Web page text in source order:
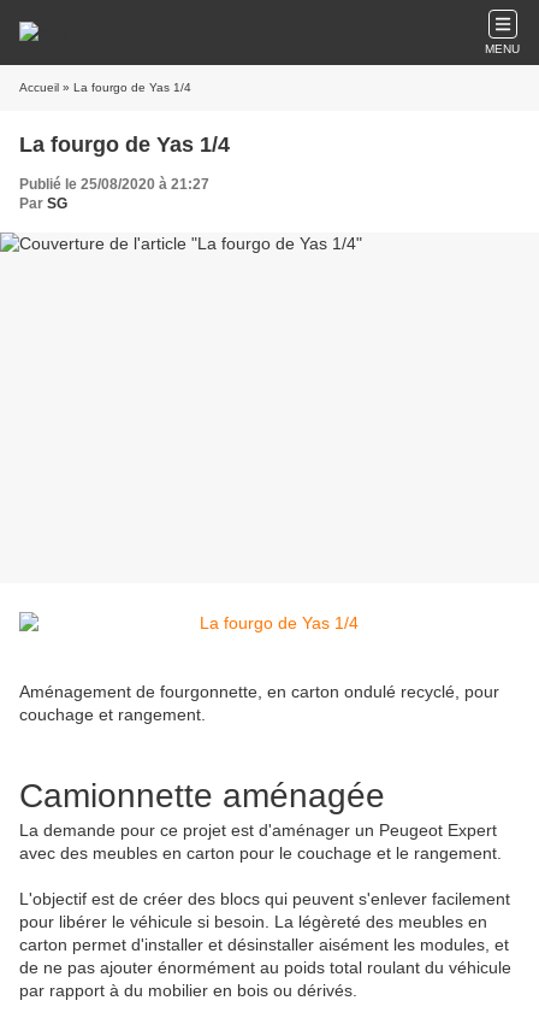
MENU
Accueil » La fourgo de Yas 1/4
La fourgo de Yas 1/4
Publié le 25/08/2020 à 21:27
Par SG
Aménagement de fourgonnette, en carton ondulé recyclé, pour
couchage et rangement.
Camionnette aménagée
La demande pour ce projet est d'aménager un Peugeot Expert
avec des meubles en carton pour le couchage et le rangement.
L'objectif est de créer des blocs qui peuvent s'enlever facilement
pour libérer le véhicule si besoin. La légèreté des meubles en
carton permet d'installer et désinstaller aisément les modules, et
de ne pas ajouter énormément au poids total roulant du véhicule
par rapport à du mobilier en bois ou dérivés.